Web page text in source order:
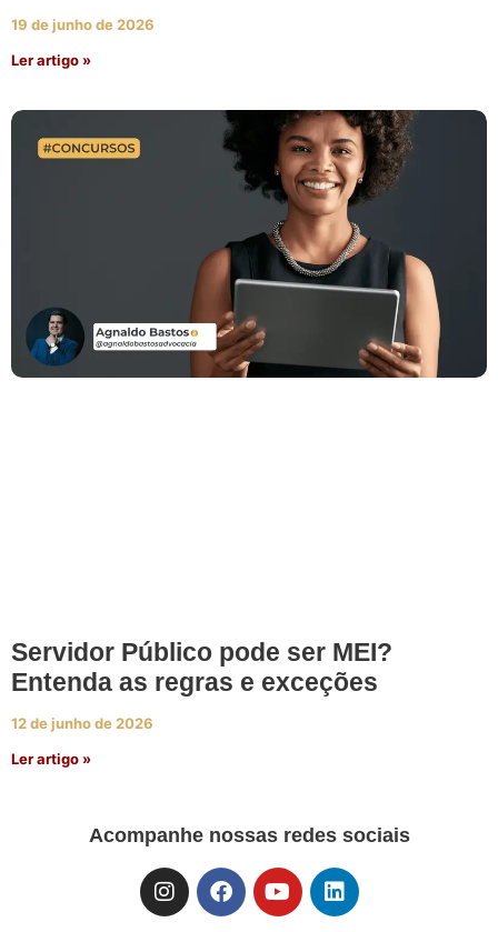
19 de junho de 2026
Ler artigo »
Servidor Público pode ser MEI?
Entenda as regras e exceções
12 de junho de 2026
Ler artigo »
Acompanhe nossas redes sociais